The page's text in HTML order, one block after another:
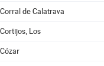
Corral de Calatrava
Cortijos, Los
Cózar